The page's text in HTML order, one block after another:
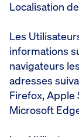
Localisation
Les
informations
navigateurs
adresses
Firefox, Apple
Microsoft